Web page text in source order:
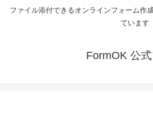
ファイル添付できるオンラインフォーム作
ています
FormOK 公